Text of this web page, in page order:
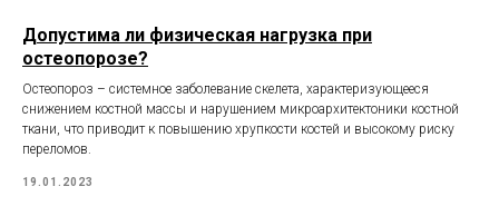
Допустима ли физическая нагрузка при
остеопорозе?
Остеопороз – системное заболевание скелета, характеризующееся
снижением костной массы и нарушением микроархитектоники костной
ткани, что приводит к повышению хрупкости костей и высокому риску
переломов.
19.01.2023